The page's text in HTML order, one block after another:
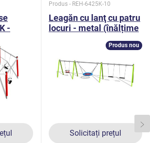
-
Produs - REH-6425K-10
Leagăn cu lanţ cu patru
locuri - metal (înălțime
Solicitați prețul
Produs nou